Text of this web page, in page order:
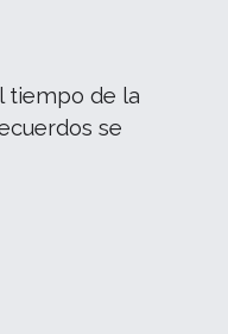
tiempo de la
se